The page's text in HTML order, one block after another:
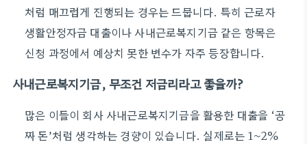
처럼 매끄럽게 진행되는 경우는 드뭅니다. 특히 근로자
생활안정자금 대출이나 사내근로복지기금 같은 항목은
신청 과정에서 예상치 못한 변수가 자주 등장합니다.
사내근로복지기금, 무조건 저금리라고 좋을까?
많은 이들이 회사 사내근로복지기금을 활용한 대출을 ‘공
짜 돈’처럼 생각하는 경향이 있습니다. 실제로는 1~2%